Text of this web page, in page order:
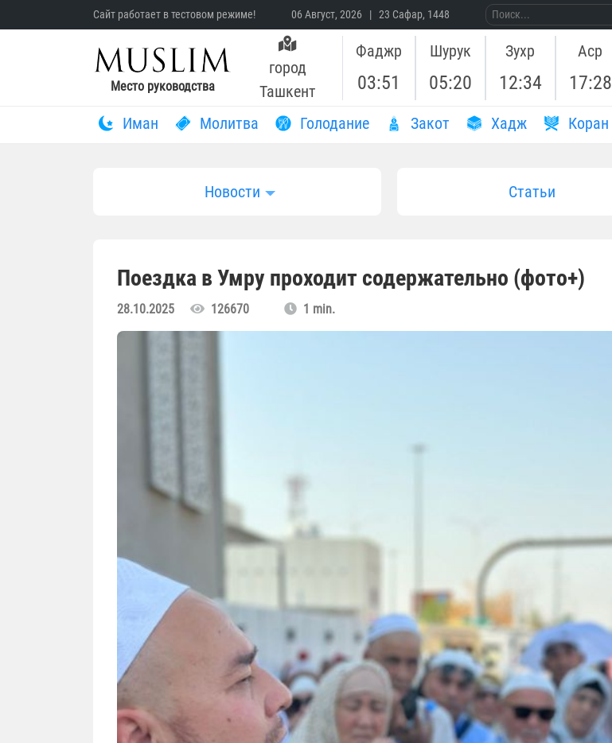
Сайт работает в тестовом режиме! 06 Август, 2026 | 23 Сафар, 1448
Место руководства
город
Ташкент
Фаджр
03:51
Шурук
05:20
Зухр
12:34
Аср
17:28
Иман Молитва Голодание Закот Хадж Коран
Новости Статьи
Поездка в Умру проходит содержательно (фото+)
28.10.2025 126670 1 min.